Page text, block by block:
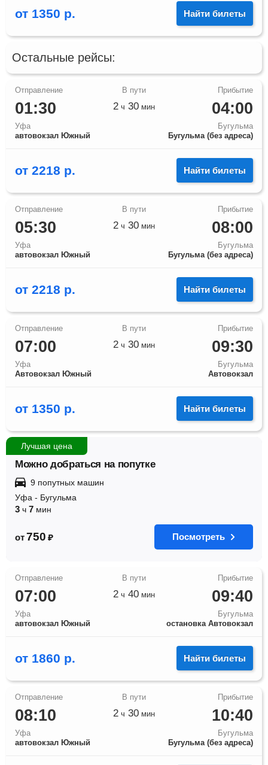
от 1350 р. Найти билеты
Остальные рейсы:
01:30
Уфа
автовокзал Южный
04:00
Бугульма
Бугульма (без адреса)
2 ч 30 мин
от 2218 р. Найти билеты
05:30
Уфа
автовокзал Южный
08:00
Бугульма
Бугульма (без адреса)
2 ч 30 мин
от 2218 р. Найти билеты
07:00
Уфа
Автовокзал Южный
09:30
Бугульма
Автовокзал
2 ч 30 мин
от 1350 р. Найти билеты
Лучшая цена
Можно добраться на попутке
9 попутных машин
Уфа - Бугульма
3 ч 7 мин
от 750 ₽ Посмотреть
07:00
Уфа
автовокзал Южный
09:40
Бугульма
остановка Автовокзал
2 ч 40 мин
от 1860 р. Найти билеты
08:10
Уфа
автовокзал Южный
10:40
Бугульма
Бугульма (без адреса)
2 ч 30 мин